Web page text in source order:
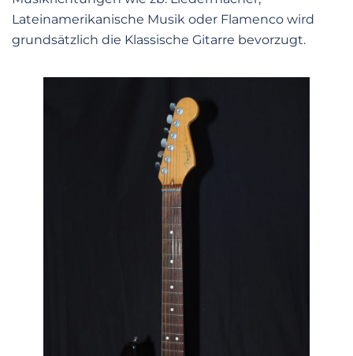
Lateinamerikanische Musik oder Flamenco wird
grundsätzlich die Klassische Gitarre bevorzugt.